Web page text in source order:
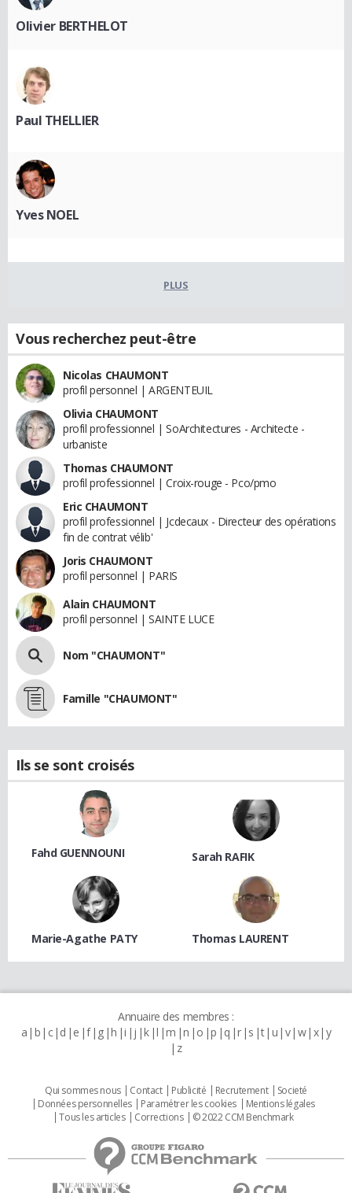
Olivier BERTHELOT
Paul THELLIER
Yves NOEL
PLUS
Vous recherchez peut-être
Nicolas CHAUMONT
profil personnel | ARGENTEUIL
Olivia CHAUMONT
profil professionnel | SoArchitectures - Architecte -
urbaniste
Thomas CHAUMONT
profil professionnel | Croix-rouge - Pco/pmo
Eric CHAUMONT
profil professionnel | Jcdecaux - Directeur des opérations
fin de contrat vélib'
Joris CHAUMONT
profil personnel | PARIS
Alain CHAUMONT
profil personnel | SAINTE LUCE
Nom "CHAUMONT"
Famille "CHAUMONT"
Ils se sont croisés
Fahd GUENNOUNI Sarah RAFIK
Marie-Agathe PATY Thomas LAURENT
Annuaire des membres :
a b c d e f g h i j k l m n o p q r s t u v w x y
z
Qui sommes nous Contact Publicité Recrutement
Societé
Données personnelles
Paramétrer les cookies
Mentions légales
Tous les articles
Corrections © 2022 CCM Benchmark